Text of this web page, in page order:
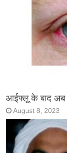
आईफ्लू के बाद अब
August 8, 2023